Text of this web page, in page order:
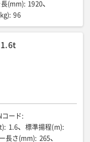
長(mm): 1920
: 96
コード :
: 1.6 標準揚程(m):
長さ(mm): 265